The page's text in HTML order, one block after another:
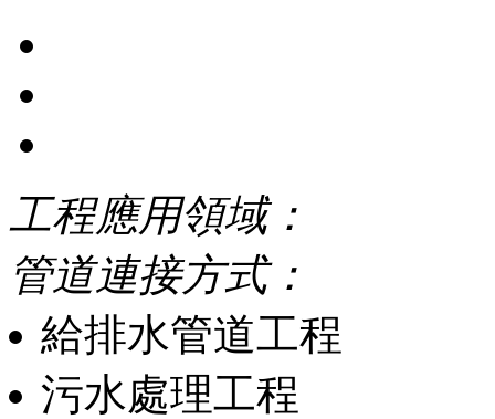
工程應用領域：
管道連接方式：
給排水管道工程
污水處理工程